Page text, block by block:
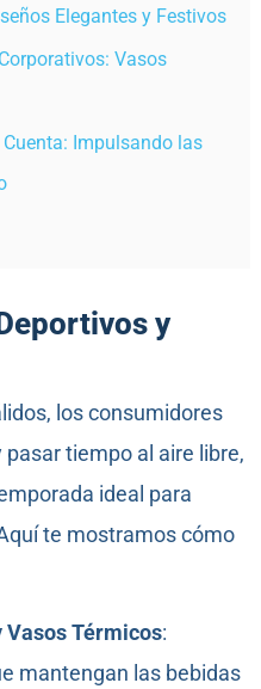
Elegantes y Festivos
Vasos
Impulsando las
y
los consumidores
tiempo al aire libre,
ideal para
te mostramos cómo
Vasos Térmicos:
mantengan las bebidas